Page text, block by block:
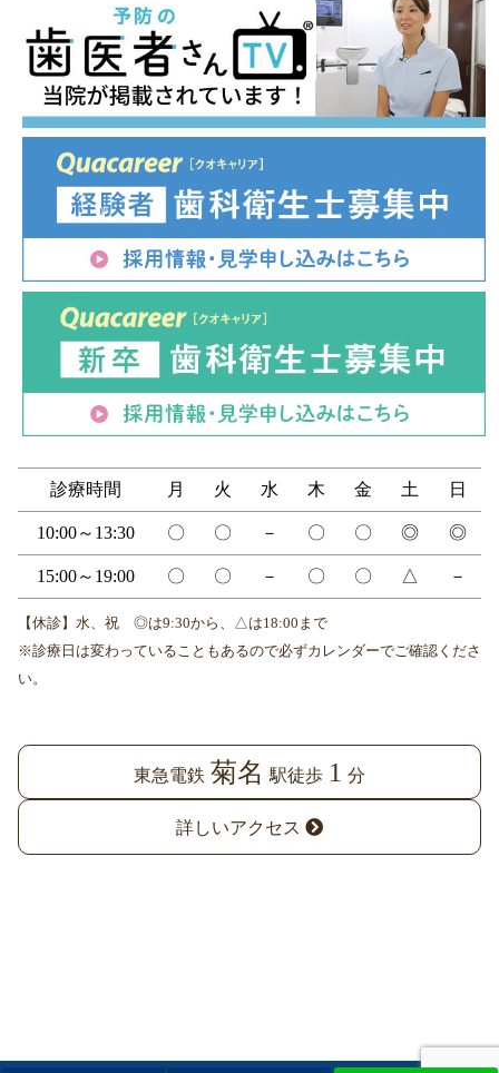
診療時間 月 火 水 木 金 土 日
10:00～13:30 〇 〇 － 〇 〇 ◎ ◎
15:00～19:00 〇 〇 － 〇 〇 △ －
【休診】水、祝 ◎は9:30から、△は18:00まで
※診療日は変わっていることもあるので必ずカレンダーでご確認くださ
い。
東急電鉄 菊名 駅徒歩 1 分
詳しいアクセス